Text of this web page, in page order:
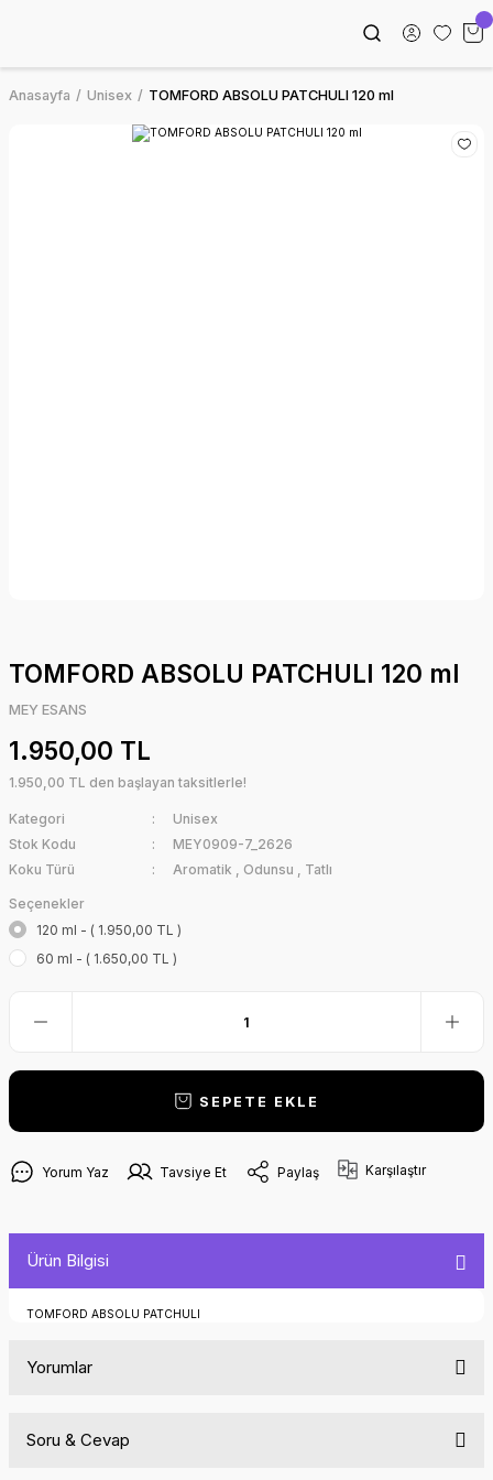
Anasayfa Unisex TOMFORD ABSOLU PATCHULI 120 ml
TOMFORD ABSOLU PATCHULI 120 ml
MEY ESANS
1.950,00 TL
1.950,00 TL den başlayan taksitlerle!
Kategori
Unisex
Stok Kodu
MEY0909-7_2626
Koku Türü
Aromatik , Odunsu , Tatlı
Seçenekler
120 ml - ( 1.950,00 TL )
60 ml - ( 1.650,00 TL )
SEPETE EKLE
Yorum Yaz Tavsiye Et Paylaş Karşılaştır
Ürün Bilgisi
TOMFORD ABSOLU PATCHULI
Yorumlar
Soru & Cevap